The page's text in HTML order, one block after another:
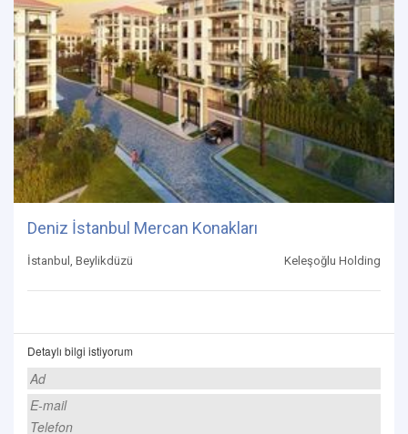
Deniz İstanbul Mercan Konakları
İstanbul, Beylikdüzü Keleşoğlu Holding
Detaylı bilgi istiyorum